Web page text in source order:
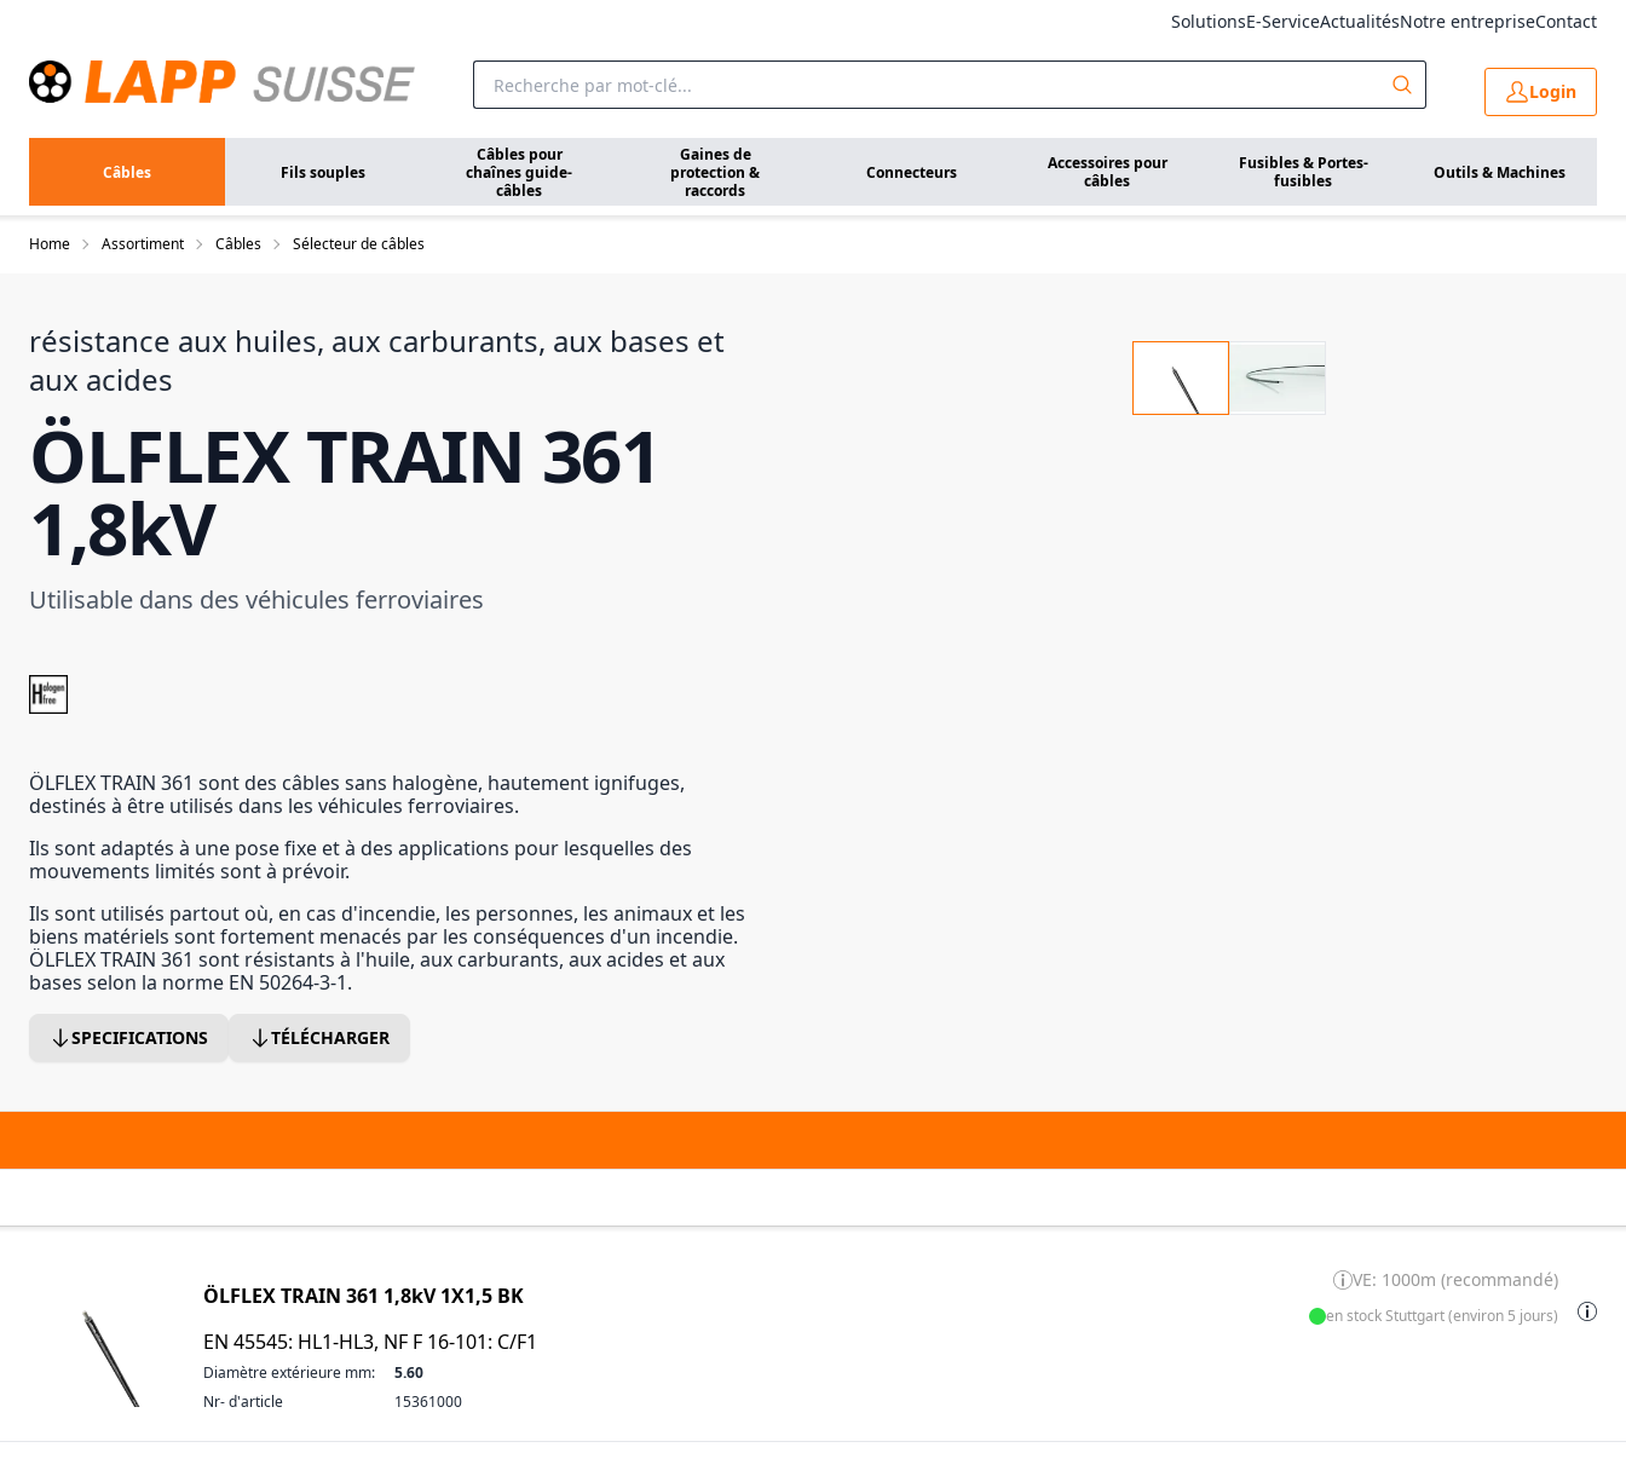
SolutionsE-ServiceActualitésNotre entrepriseContact
Login
Câbles Fils souples
Câbles pour
chaînes guide-
câbles
Gaines de
protection &
raccords
Connecteurs
Accessoires pour
câbles
Fusibles & Portes-
fusibles
Outils & Machines
Home Assortiment Câbles Sélecteur de câbles
résistance aux huiles, aux carburants, aux bases et
aux acides
ÖLFLEX TRAIN 361
1,8kV
Utilisable dans des véhicules ferroviaires
ÖLFLEX TRAIN 361 sont des câbles sans halogène, hautement ignifuges,
destinés à être utilisés dans les véhicules ferroviaires.
Ils sont adaptés à une pose fixe et à des applications pour lesquelles des
mouvements limités sont à prévoir.
Ils sont utilisés partout où, en cas d'incendie, les personnes, les animaux et les
biens matériels sont fortement menacés par les conséquences d'un incendie.
ÖLFLEX TRAIN 361 sont résistants à l'huile, aux carburants, aux acides et aux
bases selon la norme EN 50264-3-1.
SPECIFICATIONS TÉLÉCHARGER
ÖLFLEX TRAIN 361 1,8kV 1X1,5 BK
EN 45545: HL1-HL3, NF F 16-101: C/F1
Diamètre extérieure mm:
5.60
Nr- d'article
15361000
VE: 1000m (recommandé)
en stock Stuttgart (environ 5 jours)